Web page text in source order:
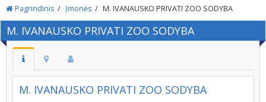
Pagrindinis Įmonės M. IVANAUSKO PRIVATI ZOO SODYBA
M. IVANAUSKO PRIVATI ZOO SODYBA
M. IVANAUSKO PRIVATI ZOO SODYBA